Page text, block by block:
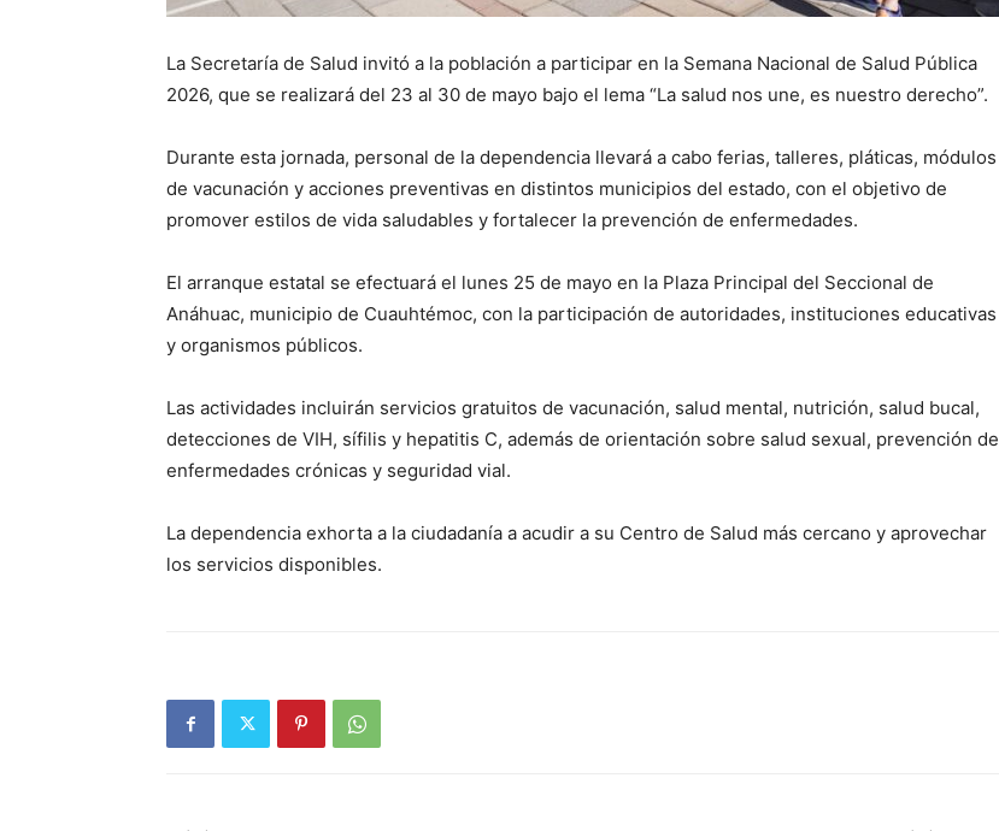
La Secretaría de Salud invitó a la población a participar en la Semana Nacional de Salud Pública
2026, que se realizará del 23 al 30 de mayo bajo el lema “La salud nos une, es nuestro derecho”.
Durante esta jornada, personal de la dependencia llevará a cabo ferias, talleres, pláticas, módulos
de vacunación y acciones preventivas en distintos municipios del estado, con el objetivo de
promover estilos de vida saludables y fortalecer la prevención de enfermedades.
El arranque estatal se efectuará el lunes 25 de mayo en la Plaza Principal del Seccional de
Anáhuac, municipio de Cuauhtémoc, con la participación de autoridades, instituciones educativas
y organismos públicos.
Las actividades incluirán servicios gratuitos de vacunación, salud mental, nutrición, salud bucal,
detecciones de VIH, sífilis y hepatitis C, además de orientación sobre salud sexual, prevención de
enfermedades crónicas y seguridad vial.
La dependencia exhorta a la ciudadanía a acudir a su Centro de Salud más cercano y aprovechar
los servicios disponibles.